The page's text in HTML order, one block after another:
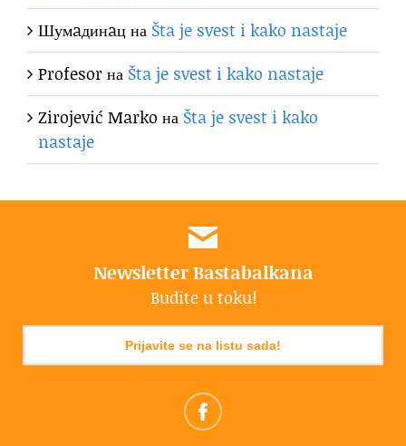
Шумaдинaцна Šta je svest i kako nastaje
Profesorна Šta je svest i kako nastaje
Zirojević Marko на Šta je svest i kako
nastaje
Newsletter Bastabalkana
Budite u toku!
Prijavite se na listu sada!